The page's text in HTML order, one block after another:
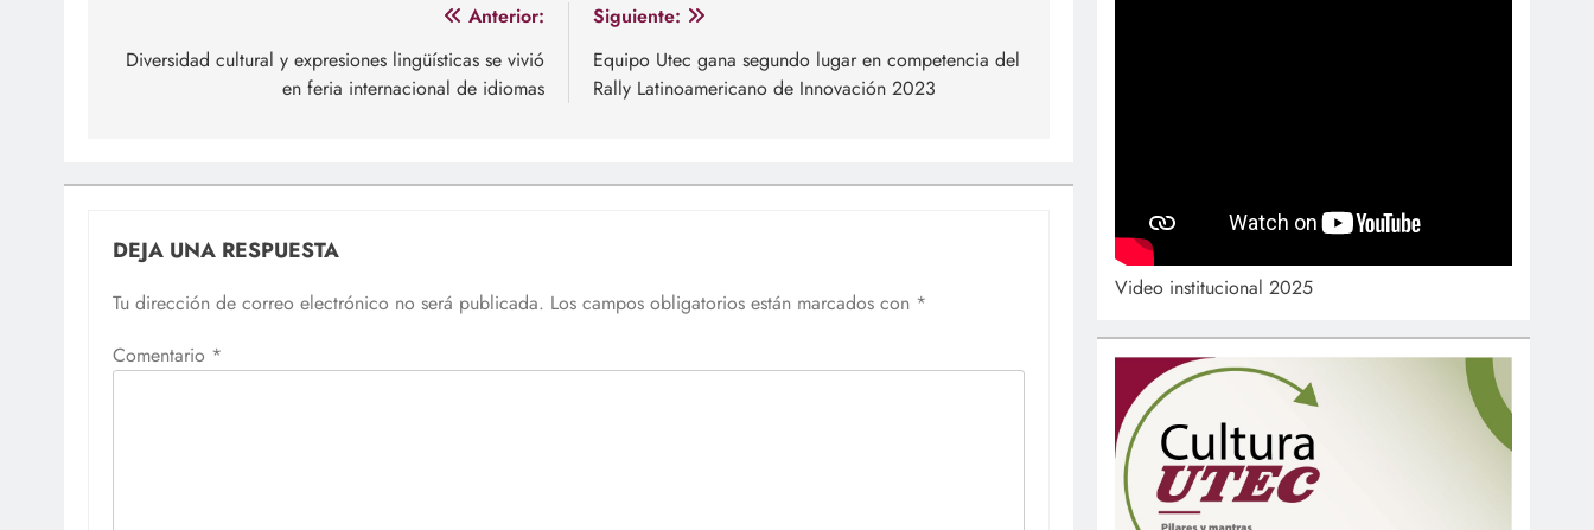
de
Anterior:
Diversidad cultural y expresiones lingüísticas se vivió
en feria internacional de idiomas
Siguiente:
Equipo Utec gana segundo lugar en competencia del
Rally Latinoamericano de Innovación 2023
DEJA UNA RESPUESTA
Tu dirección de correo electrónico no será publicada. Los campos obligatorios están marcados con *
Comentario *
Video institucional 2025